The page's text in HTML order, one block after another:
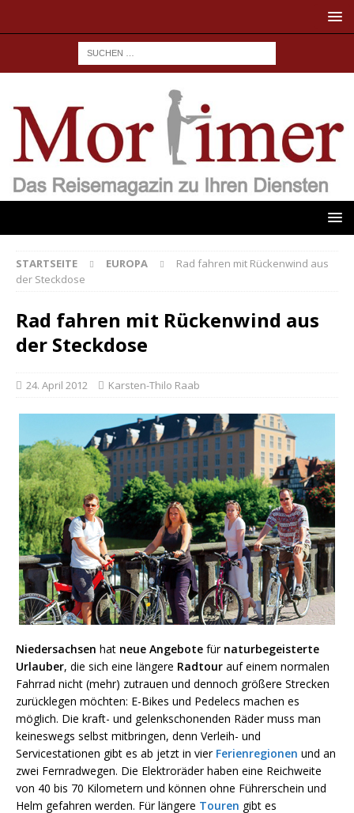
STARTSEITE EUROPA
Rad fahren mit Rückenwind aus
der Steckdose
Rad fahren mit Rückenwind aus
der Steckdose
24. April 2012 Karsten-Thilo Raab
Niedersachsen hat neue Angebote für naturbegeisterte
Urlauber, die sich eine längere Radtour auf einem normalen
Fahrrad nicht (mehr) zutrauen und dennoch größere Strecken
zurücklegen möchten: E-Bikes und Pedelecs machen es
möglich. Die kraft- und gelenkschonenden Räder muss man
keineswegs selbst mitbringen, denn Verleih- und
Servicestationen gibt es ab jetzt in vier Ferienregionen und an
zwei Fernradwegen. Die Elektroräder haben eine Reichweite
von 40 bis 70 Kilometern und können ohne Führerschein und
Helm gefahren werden. Für längere Touren gibt es